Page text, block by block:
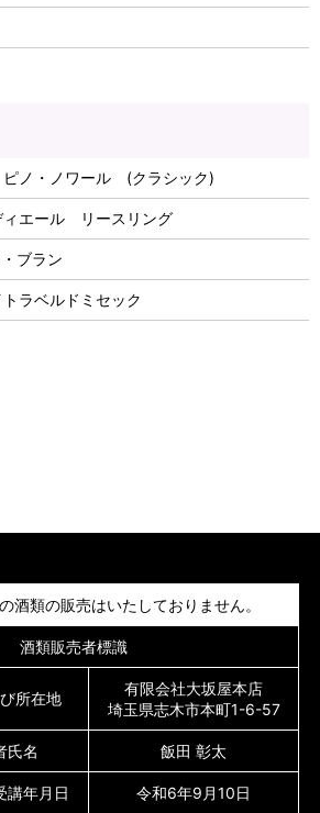
ノ・ノワール (クラシック)
ィエール リースリング
ブラン
ラベルドミセック
酒類の販売はいたしておりません。
酒類販売者標識
所在地
有限会社大坂屋本店
埼玉県志木市本町1-6-57
氏名 飯田 彰太
講年月日 令和6年9月10日